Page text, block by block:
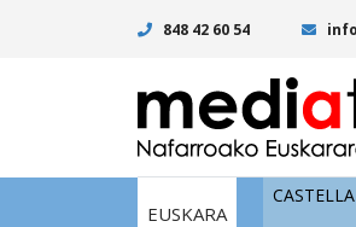
848 42 60 54
EUSKARA